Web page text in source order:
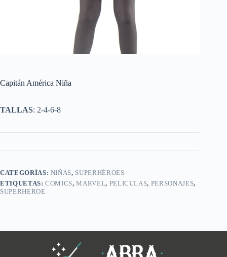
Capitán América Niña
TALLAS: 2-4-6-8
CATEGORÍAS: NIÑAS, SUPERHÉROES
ETIQUETAS:COMICS,MARVEL, PELICULAS, PERSONAJES,
SUPERHEROE